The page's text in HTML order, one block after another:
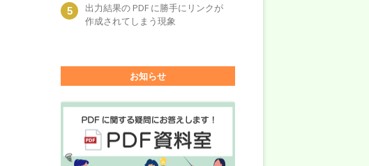
出力結果の PDF に勝手にリンクが
作成されてしまう現象
お知らせ